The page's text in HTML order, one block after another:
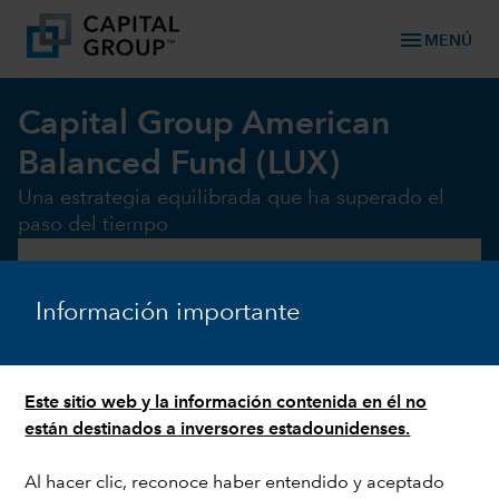
Información importante
Este sitio web y la información contenida en él no
están destinados a inversores estadounidenses.
Al hacer clic, reconoce haber entendido y aceptado
menu MENÚ
Capital Group American
Balanced Fund (LUX)
Una estrategia equilibrada que ha superado el
paso del tiempo